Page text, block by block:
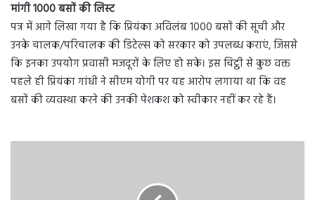
मांगी 1000 बसों की लिस्ट
पत्र में आगे लिखा गया है कि प्रियंका अविलंब 1000 बसों की सूची और
उनके चालक/परिचालक की डिटेल्स को सरकार को उपलब्ध कराएं, जिससे
कि इनका उपयोग प्रवासी मजदूरों के लिए हो सके। इस चिट्ठी से कुछ वक्त
पहले ही प्रियंका गांधी ने सीएम योगी पर यह आरोप लगाया था कि वह
बसों की व्यवस्था करने की उनकी पेशकश को स्वीकार नहीं कर रहे हैं।